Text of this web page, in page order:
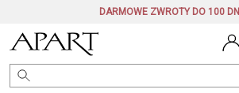
DARMOWE ZWROTY DO 100 DNI